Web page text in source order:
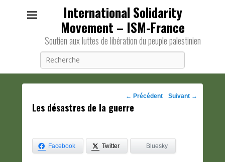
International Solidarity
Movement – ISM-France
Soutien aux luttes de libération du peuple palestinien
Navigation
des
← Précédent Suivant →
Les désastres de la guerre
Facebook Twitter Bluesky